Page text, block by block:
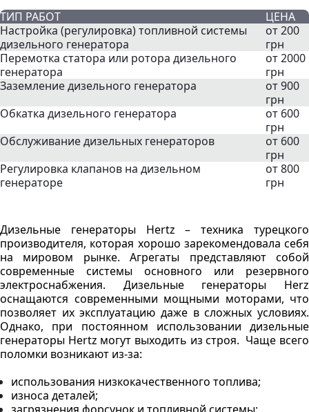
ТИП РАБОТ
ЦЕНА
Настройка (регулировка) топливной системы
дизельного генератора
от 200
грн
Перемотка статора или ротора дизельного
генератора
от 2000
грн
Заземление дизельного генератора
от 900
грн
Обкатка дизельного генератора
от 600
грн
Обслуживание дизельных генераторов
от 600
грн
Регулировка клапанов на дизельном
генераторе
от 800
грн
Дизельные генераторы Hertz – техника турецкого
производителя, которая хорошо зарекомендовала себя
на мировом рынке. Агрегаты представляют собой
современные системы основного или резервного
электроснабжения. Дизельные генераторы Herz
оснащаются современными мощными моторами, что
позволяет их эксплуатацию даже в сложных условиях.
Однако, при постоянном использовании дизельные
генераторы Hertz могут выходить из строя. Чаще всего
поломки возникают из-за:
использования низкокачественного топлива;
износа деталей;